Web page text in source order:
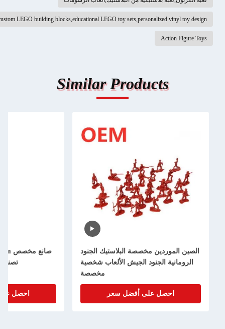
custom LEGO building blocks,educational LEGO toy sets,personalized vinyl toy design
Action Figure Toys
Similar Products
الصين الموردين مخصصة البلاستيك الجنود
الرومانية الجنود الجيش الألعاب شخصية
مخصصة
احصل على أفضل سعر
تصنيع
احصل على